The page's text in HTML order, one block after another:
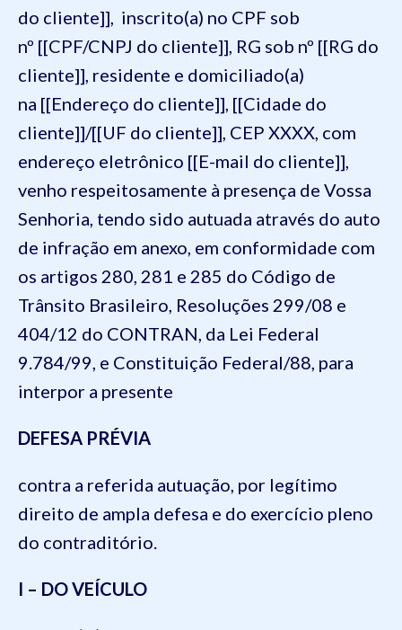
do cliente]], inscrito(a) no CPF sob
nº [[CPF/CNPJ do cliente]], RG sob nº [[RG do
cliente]], residente e domiciliado(a)
na [[Endereço do cliente]], [[Cidade do
cliente]]/[[UF do cliente]], CEP XXXX, com
endereço eletrônico [[E-mail do cliente]],
venho respeitosamente à presença de Vossa
Senhoria, tendo sido autuada através do auto
de infração em anexo, em conformidade com
os artigos 280, 281 e 285 do Código de
Trânsito Brasileiro, Resoluções 299/08 e
404/12 do CONTRAN, da Lei Federal
9.784/99, e Constituição Federal/88, para
interpor a presente
DEFESA PRÉVIA
contra a referida autuação, por legítimo
direito de ampla defesa e do exercício pleno
do contraditório.
I – DO VEÍCULO